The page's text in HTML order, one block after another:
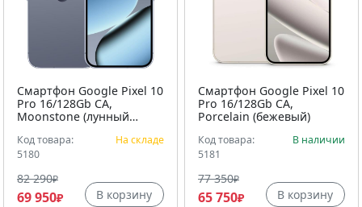
Смартфон Google Pixel 10
Pro 16/128Gb CA,
Moonstone (лунный
Код товара:
5180
На складе
82 290₽
69 950₽ В корзину
Смартфон Google Pixel 10
Pro 16/128Gb CA,
Porcelain (бежевый)
Код товара:
5181
В наличии
77 350₽
65 750₽ В корзину